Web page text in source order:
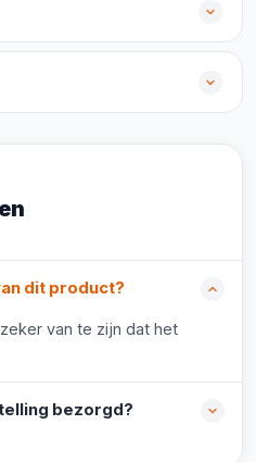
dit product?
van te zijn dat het
bezorgd?